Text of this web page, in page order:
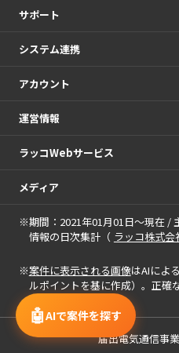
🤖AIで案件を探す
サポート
システム連携
アカウント
運営情報
ラッコWebサービス
メディア
※期間：2021年01月01日～現在 /
情報の日次集計（ ラッコ株式会
※案件に表示される画像はAIによ
ルポイントを基に作成）。正確
い。
届出電気通信事